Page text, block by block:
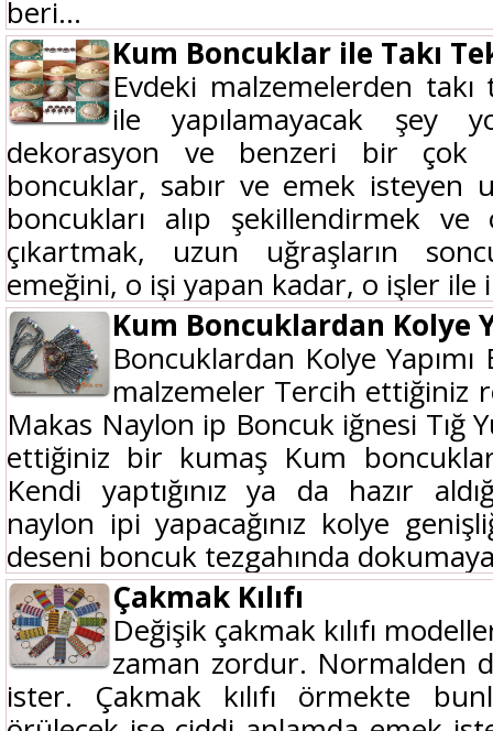
beri...
Kum Boncuklar ile Takı
Evdeki malzemelerden
ile yapılamayacak şey
dekorasyon ve benzeri bir çok
boncuklar, sabır ve emek isteyen
boncukları alıp şekillendirmek ve
çıkartmak, uzun uğraşların
emeğini, o işi yapan kadar, o işler ile
Kum Boncuklardan Kolye
Boncuklardan Kolye
malzemeler Tercih ettiğiniz
Makas Naylon ip Boncuk iğnesi Tığ
ettiğiniz bir kumaş Kum
Kendi yaptığınız ya da hazır
naylon ipi yapacağınız kolye
deseni boncuk tezgahında
Çakmak Kılıfı
Değişik çakmak kılıfı
zaman zordur. Normalden
ister. Çakmak kılıfı örmekte